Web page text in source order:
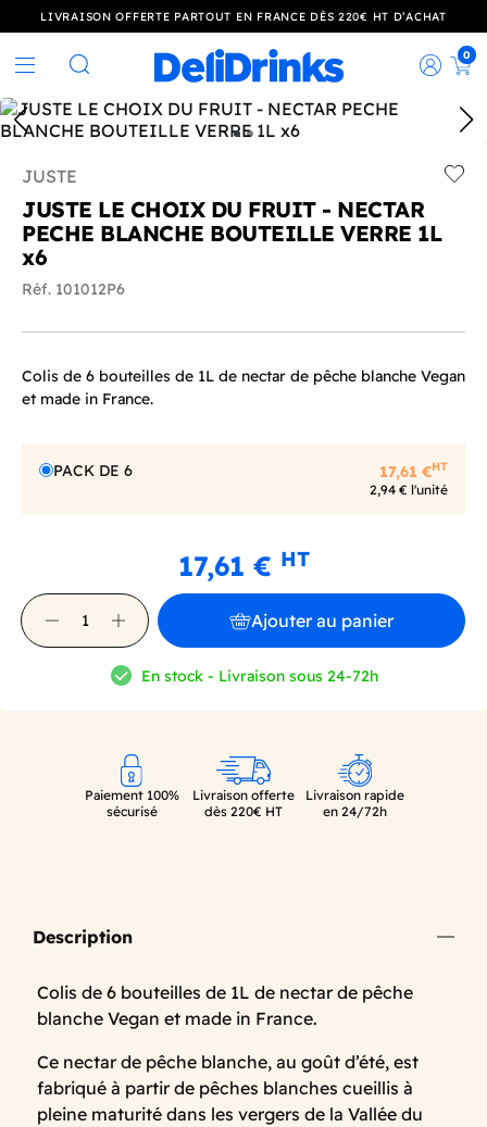
LIVRAISON OFFERTE PARTOUT EN FRANCE DÈS 220€ HT D’ACHAT
Rechercher
0
JUSTE
JUSTE LE CHOIX DU FRUIT - NECTAR
PECHE BLANCHE BOUTEILLE VERRE 1L
x6
Réf. 101012P6
Colis de 6 bouteilles de 1L de nectar de pêche blanche Vegan
et made in France.
PACK DE 6 17,61 €HT
2,94 € l'unité
17,61 € HT
Ajouter au panier
En stock - Livraison sous 24-72h
Paiement 100%
sécurisé
Livraison offerte
dès 220€ HT
Livraison rapide
en 24/72h
Description
Colis de 6 bouteilles de 1L de nectar de pêche
blanche Vegan et made in France.
Ce nectar de pêche blanche, au goût d’été, est
fabriqué à partir de pêches blanches cueillis à
pleine maturité dans les vergers de la Vallée du